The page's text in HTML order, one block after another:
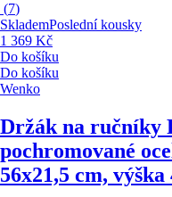
(7)
SklademPoslední kousky
1 369 Kč
Do košíku
Do košíku
Wenko
Držák na ručníky
pochromované
56x21,5 cm, výška